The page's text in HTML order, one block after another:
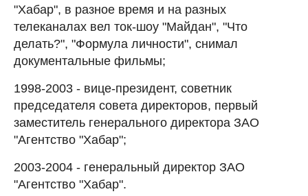
"Хабар", в разное время и на разных
телеканалах вел ток-шоу "Майдан", "Что
делать?", "Формула личности", снимал
документальные фильмы;
1998-2003 - вице-президент, советник
председателя совета директоров, первый
заместитель генерального директора ЗАО
"Агентство "Хабар";
2003-2004 - генеральный директор ЗАО
"Агентство "Хабар".